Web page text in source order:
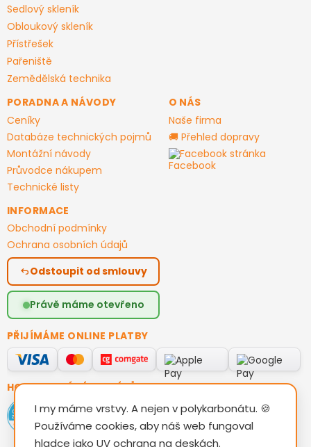
Sedlový skleník
Obloukový skleník
Přístřešek
Pařeniště
Zemědělská technika
PORADNA A NÁVODY
Ceníky
Databáze technických pojmů
Montážní návody
Průvodce nákupem
Technické listy
O NÁS
Naše firma
🚚 Přehled dopravy
Facebook stránka
INFORMACE
Obchodní podmínky
Ochrana osobních údajů
Odstoupit od smlouvy
Právě máme otevřeno
PŘIJÍMÁME ONLINE PLATBY
HODNOCENÍ ZÁKAZNÍKŮ
I my máme vrstvy. A nejen v polykarbonátu. 🍪
Používáme cookies, aby náš web fungoval
hladce jako UV ochrana na deskách.